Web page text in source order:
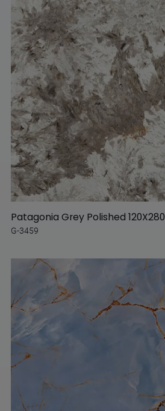
Patagonia Grey Polished 120X280
G-3459